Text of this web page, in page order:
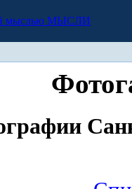
МЫСЛИ